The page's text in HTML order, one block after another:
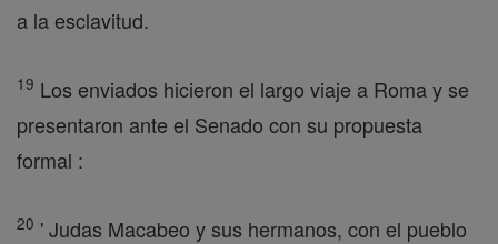
a la esclavitud.
19 Los enviados hicieron el largo viaje a Roma y se
presentaron ante el Senado con su propuesta
formal :
20 ' Judas Macabeo y sus hermanos, con el pueblo